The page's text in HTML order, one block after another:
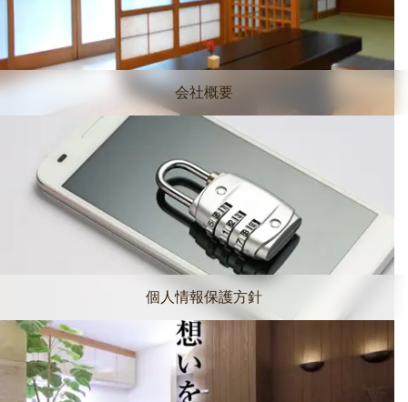
会社概要
個人情報保護方針